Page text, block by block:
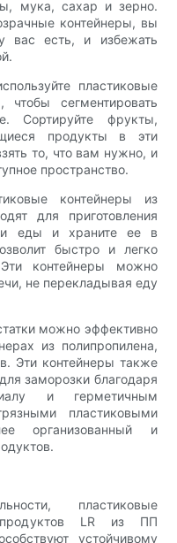
мука, сахар и зерно.
контейнеры, вы
вас есть, и избежать
пластиковые
чтобы сегментировать
Сортируйте фрукты,
продукты в эти
то, что вам нужно, и
пространство.
контейнеры из
для приготовления
еды и храните ее в
быстро и легко
контейнеры можно
не перекладывая еду
можно эффективно
из полипропилена,
Эти контейнеры также
заморозки благодаря
и герметичным
пластиковыми
организованный и
пластиковые
LR из ПП
устойчивому